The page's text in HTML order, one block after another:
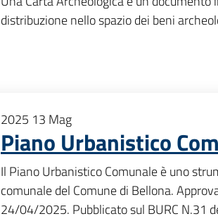
distribuzione nello spazio dei beni
2025 13 Mag
Piano Urbanistico
Il Piano Urbanistico Comunale è uno
comunale del Comune di Bellona.
24/04/2025. Pubblicato sul BURC N.31